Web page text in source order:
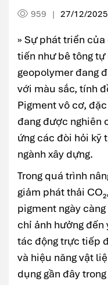
959 | 27/12/
» Sự phát triển
tiến như bê tông
geopolymer đang
với màu sắc, tính
Pigment vô cơ,
đang được nghiên
ứng các đòi hỏi kỹ
ngành xây dựng.
Trong quá trình
giảm phát thải
pigment ngày
chỉ ảnh hưởng
tác động trực tiếp
và hiệu năng vật
dụng gần đây